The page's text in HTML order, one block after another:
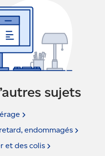
sujets
endommagés
et des colis